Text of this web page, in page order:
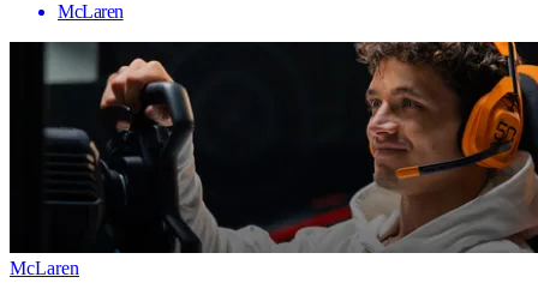
McLaren
McLaren